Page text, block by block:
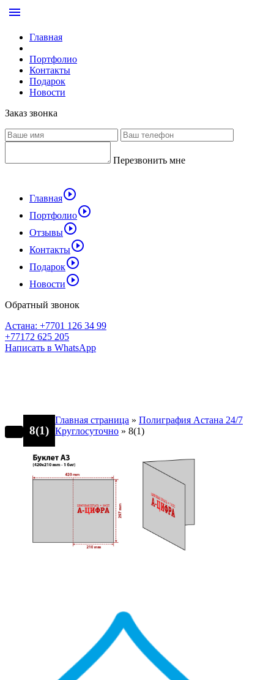
menu
Главная
Портфолио
Контакты
Подарок
Новости
Заказ звонка
Перезвонить мне
Главнаяplay_circle_outline
Портфолиоplay_circle_outline
Отзывыplay_circle_outline
Контактыplay_circle_outline
Подарокplay_circle_outline
Новостиplay_circle_outline
Обратный звонок
Астана: +7701 126 34 99
+77172 625 205
Написать в WhatsApp
8(1)
Главная страница » Полиграфия Астана 24/7
Круглосуточно » 8(1)